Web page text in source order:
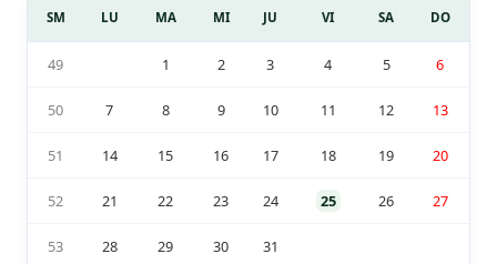
SM LU MA MI JU VI SA DO
49 1 2 3 4 5 6
50 7 8 9 10 11 12 13
51 14 15 16 17 18 19 20
52 21 22 23 24 25 26 27
53 28 29 30 31